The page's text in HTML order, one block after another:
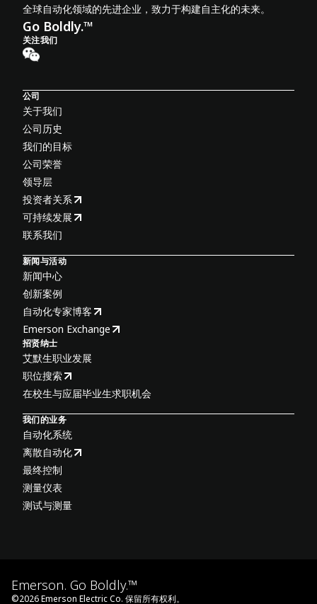
全球自动化领域的先进企业，致力于构建自主化的未来。
Go Boldly.™
关注我们
公司
关于我们
公司历史
我们的目标
公司荣誉
领导层
投资者关系
可持续发展
联系我们
新闻与活动
新闻中心
创新案例
自动化专家博客
Emerson Exchange
招贤纳士
艾默生职业发展
职位搜索
在校生与应届毕业生求职机会
我们的业务
自动化系统
离散自动化
最终控制
测量仪表
测试与测量
Emerson. Go Boldly.™
©2026Emerson Electric Co. 保留所有权利。